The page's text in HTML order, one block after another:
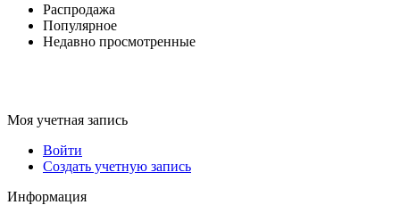
Распродажа
Популярное
Недавно просмотренные
Моя учетная запись
Войти
Создать учетную запись
Информация